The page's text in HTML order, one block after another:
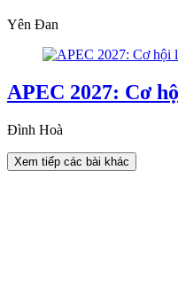
Yên Đan
APEC 2027: Cơ
Đình Hoà
Xem tiếp các bài khác